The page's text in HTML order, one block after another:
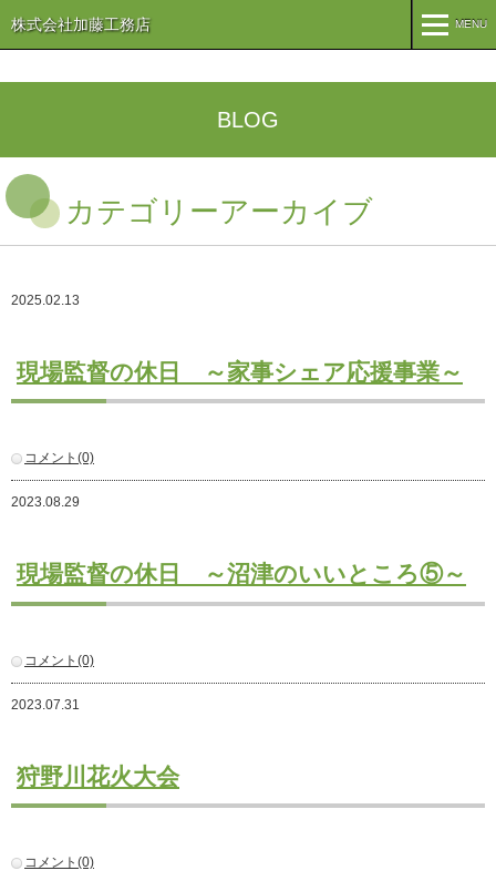
株式会社加藤工務店 MENU
コンセプト 会社概要
事業案内
公共施設 PFI事業
医療・福祉施設・幼稚園
代表メッセージ
募集要項
BLOG
不動産情報
BLOG
カテゴリーアーカイブ
2025.02.13
現場監督の休日 ～家事シェア応援事業～
コメント(0)
2023.08.29
現場監督の休日 ～沼津のいいところ⑤～
コメント(0)
2023.07.31
狩野川花火大会
コメント(0)